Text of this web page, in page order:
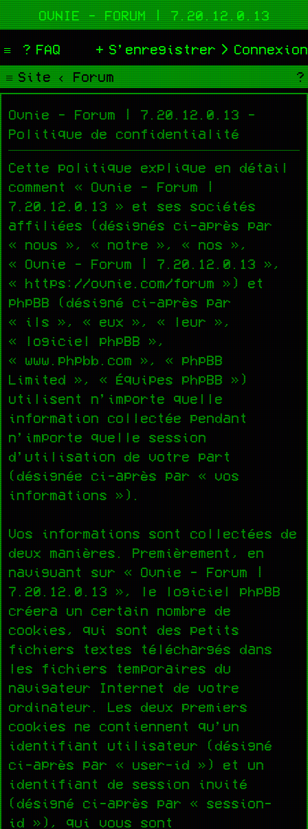
OVNIE - FORUM | 7.20.12.0.13
FAQ Connexion
S’enregistrer
Site Forum
Ovnie - Forum | 7.20.12.0.13 -
Politique de confidentialité
Cette politique explique en détail
comment « Ovnie - Forum |
7.20.12.0.13 » et ses sociétés
affiliées (désignés ci-après par
« nous », « notre », « nos »,
« Ovnie - Forum | 7.20.12.0.13 »,
« https://ovnie.com/forum ») et
phpBB (désigné ci-après par
« ils », « eux », « leur »,
« logiciel phpBB »,
« www.phpbb.com », « phpBB
Limited », « Équipes phpBB »)
utilisent n’importe quelle
information collectée pendant
n’importe quelle session
d’utilisation de votre part
(désignée ci-après par « vos
informations »).
Vos informations sont collectées de
deux manières. Premièrement, en
naviguant sur « Ovnie - Forum |
7.20.12.0.13 », le logiciel phpBB
créera un certain nombre de
cookies, qui sont des petits
fichiers textes téléchargés dans
les fichiers temporaires du
navigateur Internet de votre
ordinateur. Les deux premiers
cookies ne contiennent qu’un
identifiant utilisateur (désigné
ci-après par « user-id ») et un
identifiant de session invité
(désigné ci-après par « session-
id »), qui vous sont